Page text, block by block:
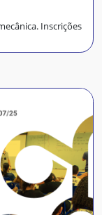
Inscrições